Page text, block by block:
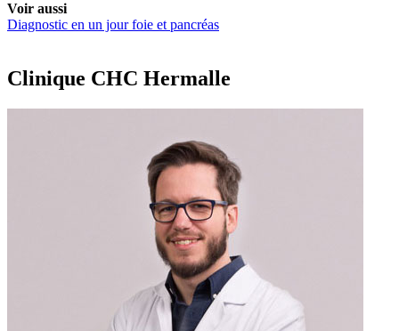
Voir aussi
Diagnostic en un jour foie et pancréas
Clinique CHC Hermalle